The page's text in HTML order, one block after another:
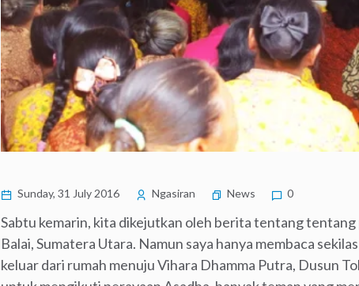
Sunday, 31 July 2016 Ngasiran News 0
Sabtu kemarin, kita dikejutkan oleh berita tentang
Balai, Sumatera Utara. Namun saya hanya membaca
keluar dari rumah menuju Vihara Dhamma Putra, Dusun